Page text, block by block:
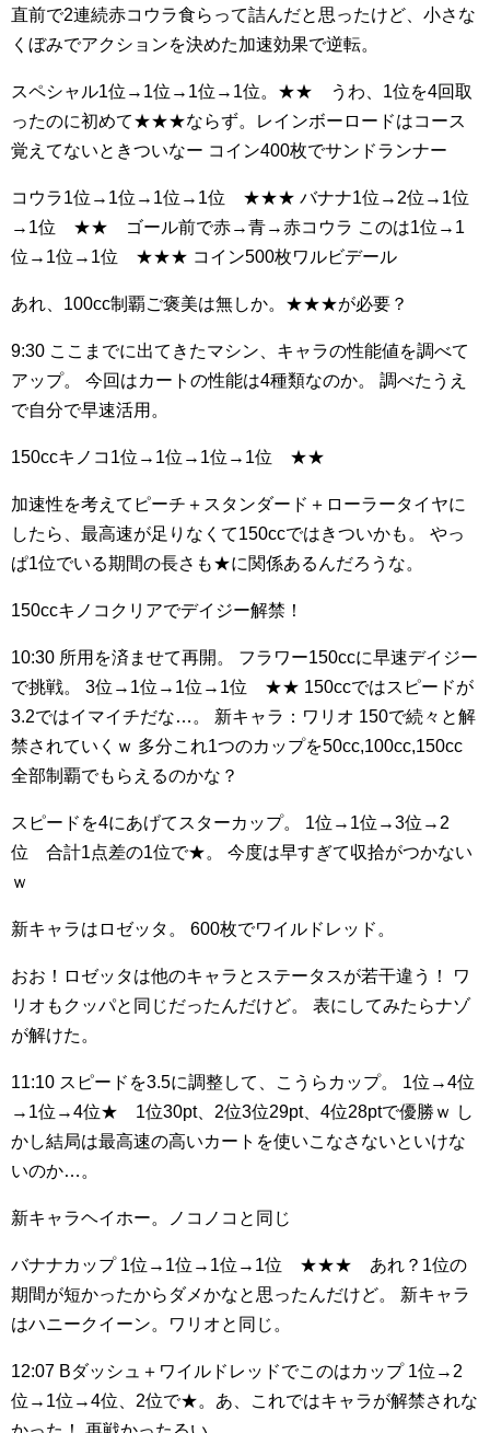
直前で2連続赤コウラ食らって詰んだと思ったけど、小さな
くぼみでアクションを決めた加速効果で逆転。
スペシャル1位→1位→1位→1位。★★ うわ、1位を4回取
ったのに初めて★★★ならず。レインボーロードはコース
覚えてないときついなー コイン400枚でサンドランナー
コウラ1位→1位→1位→1位 ★★★ バナナ1位→2位→1位
→1位 ★★ ゴール前で赤→青→赤コウラ このは1位→1
位→1位→1位 ★★★ コイン500枚ワルビデール
あれ、100cc制覇ご褒美は無しか。★★★が必要？
9:30 ここまでに出てきたマシン、キャラの性能値を調べて
アップ。
今回はカートの性能は4種類なのか。
調べたうえ
で自分で早速活用。
150ccキノコ1位→1位→1位→1位 ★★
加速性を考えてピーチ＋スタンダード＋ローラータイヤに
したら、最高速が足りなくて150ccではきついかも。
やっ
ぱ1位でいる期間の長さも★に関係あるんだろうな。
150ccキノコクリアでデイジー解禁！
10:30 所用を済ませて再開。
フラワー150ccに早速デイジー
で挑戦。
3位→1位→1位→1位 ★★ 150ccではスピードが
3.2ではイマイチだな…。
新キャラ：ワリオ 150で続々と解
禁されていくｗ 多分これ1つのカップを50cc,100cc,150cc
全部制覇でもらえるのかな？
スピードを4にあげてスターカップ。
1位→1位→3位→2
位 合計1点差の1位で★。
今度は早すぎて収拾がつかない
ｗ
新キャラはロゼッタ。 600枚でワイルドレッド。
おお！ロゼッタは他のキャラとステータスが若干違う！
ワ
リオもクッパと同じだったんだけど。
表にしてみたらナゾ
が解けた。
11:10 スピードを3.5に調整して、こうらカップ。
1位→4位
→1位→4位★ 1位30pt、2位3位29pt、4位28ptで優勝ｗ し
かし結局は最高速の高いカートを使いこなさないといけな
いのか…。
新キャラヘイホー。ノコノコと同じ
バナナカップ1位→1位→1位→1位 ★★★ あれ？1位の
期間が短かったからダメかなと思ったんだけど。
新キャラ
はハニークイーン。ワリオと同じ。
12:07 Bダッシュ＋ワイルドレッドでこのはカップ1位→2
位→1位→4位、2位で★。あ、これではキャラが解禁されな